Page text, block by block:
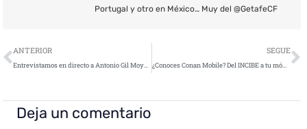
Portugal y otro en México… Muy del @GetafeCF
Ant
ANTERIOR
Entrevistamos en directo a Antonio Gil Moyano, viernes 8 a las 12:00 h
SEGUE
¿Conoces Conan Mobile? Del INCIBE a tu móvil para una mayor protección
Deja un comentario